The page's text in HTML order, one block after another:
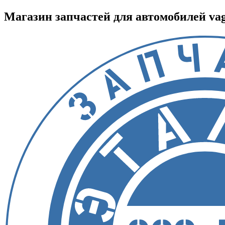
Магазин запчастей для автомобилей